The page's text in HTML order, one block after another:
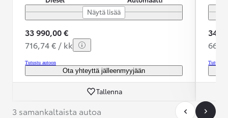
Näytä lisää
33 990,00 €
716,74 € / kk
Tutustu autoon
Ota yhteyttä jälleenmyyjään
Tallenna
34
Tutustu
3 samankaltaista autoa